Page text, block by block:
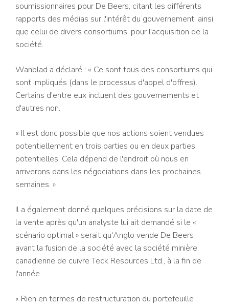
soumissionnaires pour De Beers, citant les différents
rapports des médias sur l'intérêt du gouvernement, ainsi
que celui de divers consortiums, pour l'acquisition de la
société.
Wanblad a déclaré : « Ce sont tous des consortiums qui
sont impliqués (dans le processus d'appel d'offres).
Certains d'entre eux incluent des gouvernements et
d'autres non.
« Il est donc possible que nos actions soient vendues
potentiellement en trois parties ou en deux parties
potentielles. Cela dépend de l'endroit où nous en
arriverons dans les négociations dans les prochaines
semaines. »
Il a également donné quelques précisions sur la date de
la vente après qu'un analyste lui ait demandé si le «
scénario optimal » serait qu'Anglo vende De Beers
avant la fusion de la société avec la société minière
canadienne de cuivre Teck Resources Ltd., à la fin de
l'année.
« Rien en termes de restructuration du portefeuille